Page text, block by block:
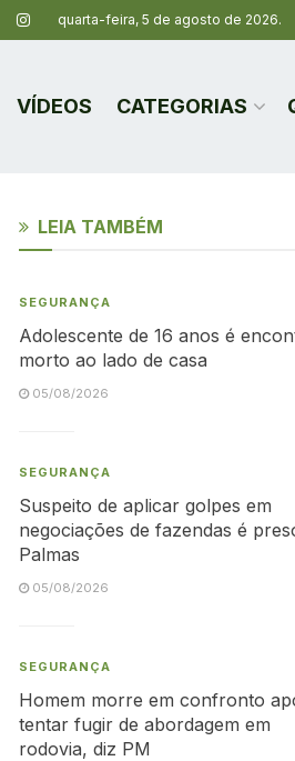
quarta-feira, 5 de agosto de 2026.
VÍDEOS CATEGORIAS
LEIA TAMBÉM
SEGURANÇA
Adolescente de 16 anos é
morto ao lado de casa
05/08/2026
SEGURANÇA
Suspeito de aplicar golpes em
negociações de fazendas é
Palmas
05/08/2026
SEGURANÇA
Homem morre em confronto
tentar fugir de abordagem em
rodovia, diz PM